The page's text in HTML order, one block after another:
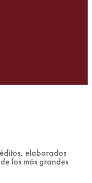
elaborados
los más grandes